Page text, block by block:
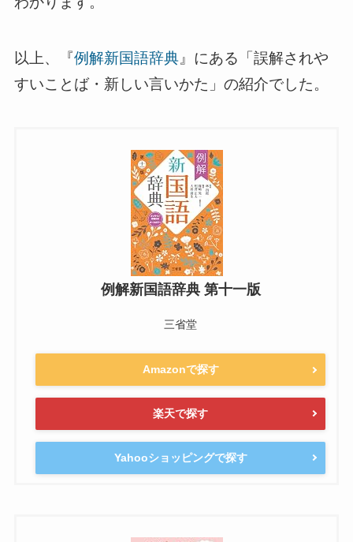
以上、『例解新国語辞典』にある「誤解されや
すいことば・新しい言いかた」の紹介でした。
例解新国語辞典 第十一版
三省堂
Amazonで探す
楽天で探す
Yahooショッピングで探す